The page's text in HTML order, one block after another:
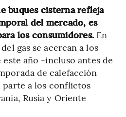
buques cisterna refleja
del mercado, es
los consumidores. En
gas se acercan a los
este año -incluso antes de
de calefacción
a los conflictos
Rusia y Oriente